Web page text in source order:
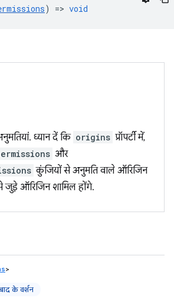
) => void
ध्यान दें कि origins प्रॉपर्टी में,
और
कुंजियों से अनुमति वाले ऑरिजिन
ऑरिजिन शामिल होंगे.
>
के वर्शन